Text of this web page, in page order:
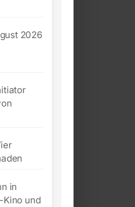
2026
in
Kino und